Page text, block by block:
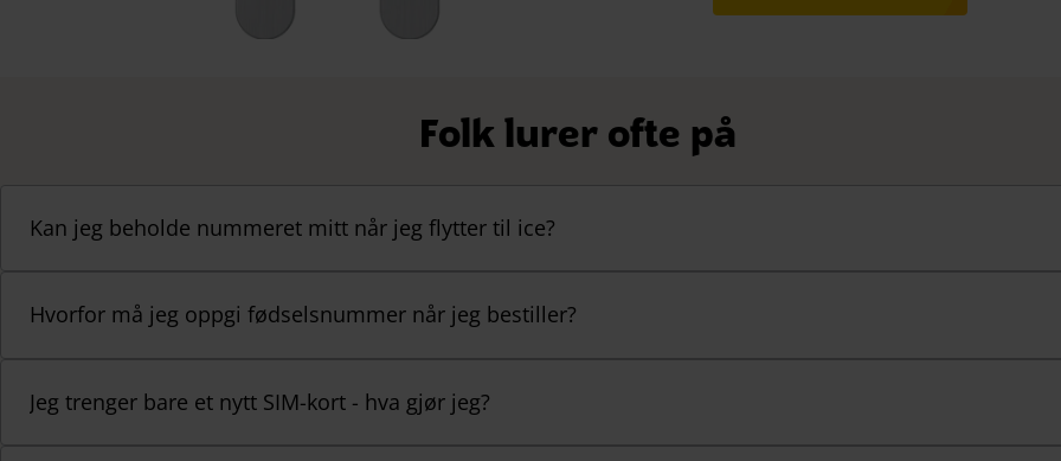
Folk lurer ofte på
Kan jeg beholde nummeret mitt når jeg flytter til ice?
Hvorfor må jeg oppgi fødselsnummer når jeg bestiller?
Jeg trenger bare et nytt SIM-kort - hva gjør jeg?